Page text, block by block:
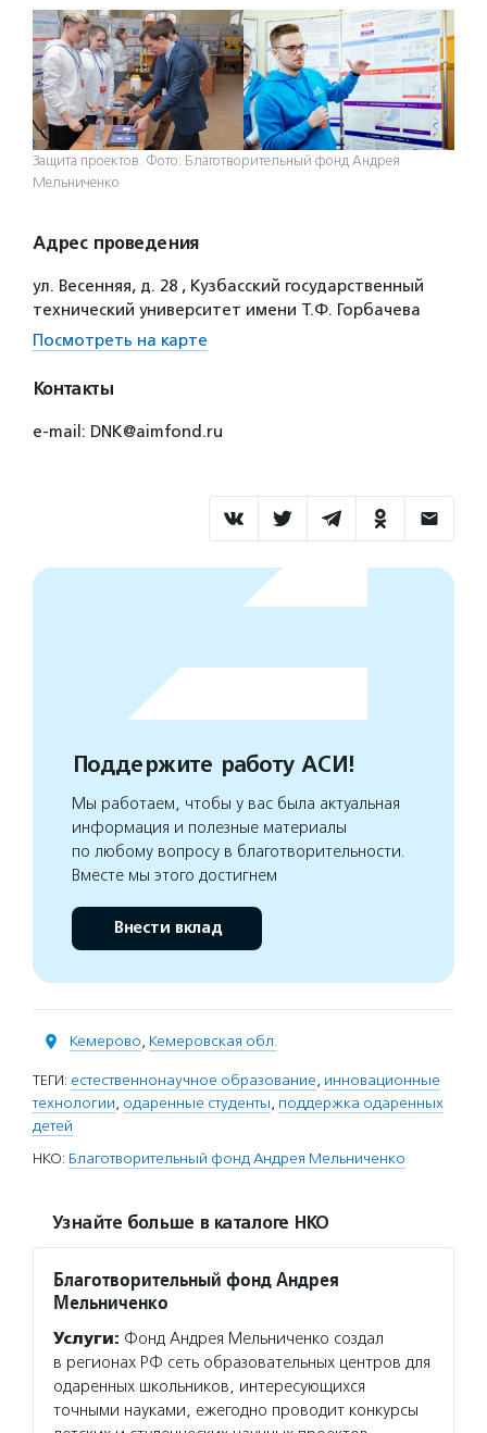
Защита проектов. Фото: Благотворительный фонд Андрея
Мельниченко
Адрес проведения
ул. Весенняя, д. 28 , Кузбасский государственный
технический университет имени Т.Ф. Горбачева
Посмотреть на карте
Контакты
e-mail: DNK@aimfond.ru
Поддержите работу АСИ!
Мы работаем, чтобы у вас была актуальная
информация и полезные материалы
по любому вопросу в благотворительности.
Вместе мы этого достигнем
Внести вклад
Кемерово, Кемеровская обл.
ТЕГИ: естественнонаучное образование, инновационные
технологии, одаренные студенты, поддержка одаренных
детей
НКО: Благотворительный фонд Андрея Мельниченко
Узнайте больше в каталоге НКО
Благотворительный фонд Андрея
Мельниченко
Услуги: Фонд Андрея Мельниченко создал
в регионах РФ сеть образовательных центров для
одаренных школьников, интересующихся
точными науками, ежегодно проводит конкурсы